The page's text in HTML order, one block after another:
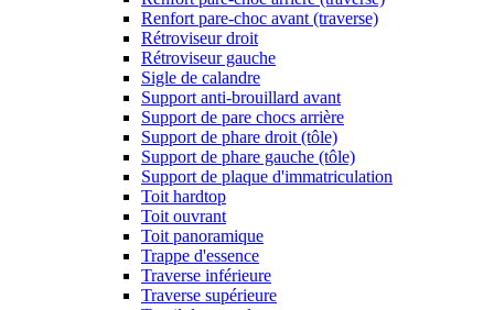
Renfort pare-choc avant (traverse)
Rétroviseur droit
Rétroviseur gauche
Sigle de calandre
Support anti-brouillard avant
Support de pare chocs arrière
Support de phare droit (tôle)
Support de phare gauche (tôle)
Support de plaque d'immatriculation
Toit hardtop
Toit ouvrant
Toit panoramique
Trappe d'essence
Traverse inférieure
Traverse supérieure